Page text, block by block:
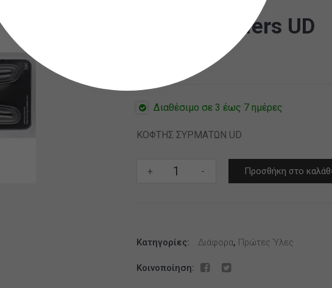
Diagonal Pliers UD
Διαθέσιμο σε 3 έως 7 ημέρες
ΚΟΦΤΗΣ ΣΥΡΜΑΤΩΝ UD
+
Diagonal - Προσθήκη στο
Κατηγορίες: Διάφορα, Πρώτες Ύλες
Κοινοποίηση: